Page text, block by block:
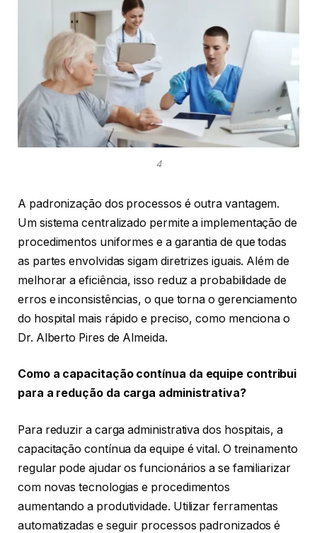
4
A padronização dos processos é outra vantagem.
Um sistema centralizado permite a implementação de
procedimentos uniformes e a garantia de que todas
as partes envolvidas sigam diretrizes iguais. Além de
melhorar a eficiência, isso reduz a probabilidade de
erros e inconsistências, o que torna o gerenciamento
do hospital mais rápido e preciso, como menciona o
Dr. Alberto Pires de Almeida.
Como a capacitação contínua da equipe contribui
para a redução da carga administrativa?
Para reduzir a carga administrativa dos hospitais, a
capacitação contínua da equipe é vital. O treinamento
regular pode ajudar os funcionários a se familiarizar
com novas tecnologias e procedimentos
aumentando a produtividade. Utilizar ferramentas
automatizadas e seguir processos padronizados é